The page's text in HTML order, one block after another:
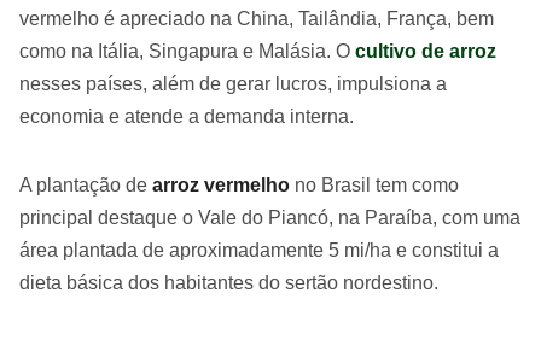
vermelho é apreciado na China, Tailândia, França, bem
como na Itália, Singapura e Malásia. O cultivo de arroz
nesses países, além de gerar lucros, impulsiona a
economia e atende a demanda interna.
A plantação de arroz vermelho no Brasil tem como
principal destaque o Vale do Piancó, na Paraíba, com uma
área plantada de aproximadamente 5 mi/ha e constitui a
dieta básica dos habitantes do sertão nordestino.